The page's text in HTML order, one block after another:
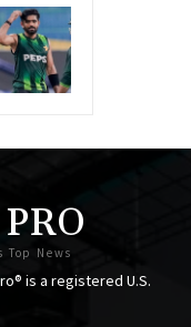
Top News
is a registered U.S.